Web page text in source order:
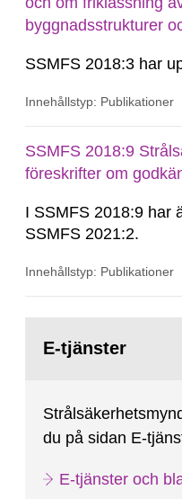
byggnadsstrukturer
SSMFS 2018:3 har
Innehållstyp: Publikationer
SSMFS 2018:9
föreskrifter om
I SSMFS 2018:9 har
SSMFS 2021:2.
Innehållstyp: Publikationer
sida:E-tjänster
du på sidan E-
E-tjänster och